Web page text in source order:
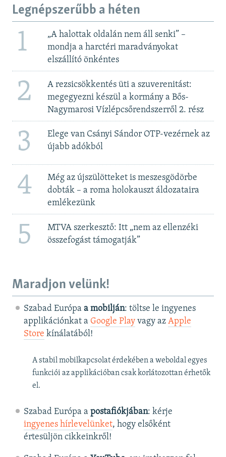
Legnépszerűbb a héten
1
„A halottak oldalán nem áll senki” –
mondja a harctéri maradványokat
elszállító önkéntes
2
A rezsicsökkentés üti a szuverenitást:
megegyezni készül a kormány a Bős-
Nagymarosi Vízlépcsőrendszerről 2. rész
3
Elege van Csányi Sándor OTP-vezérnek az
újabb adókból
4
Még az újszülötteket is meszesgödörbe
dobták – a roma holokauszt áldozataira
emlékezünk
5
MTVA szerkesztő: Itt „nem az ellenzéki
összefogást támogatják”
Maradjon velünk!
Szabad Európa a mobilján: töltse le ingyenes
applikációnkat a Google Playvagy az Apple
Store kínálatából!
A stabil mobilkapcsolat érdekében a weboldal egyes
funkciói az applikációban csak korlátozottan érhetők
el.
Szabad Európa a postafiókjában: kérje
ingyenes hírlevelünket, hogy elsőként
értesüljön cikkeinkről!